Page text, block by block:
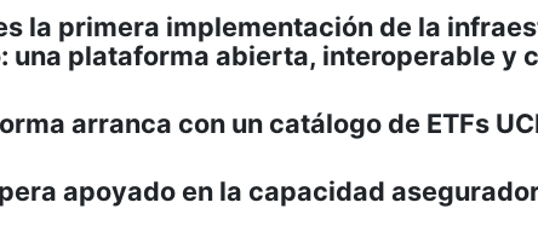
la primera implementación de la
una plataforma abierta, interoperable y
arranca con un catálogo de ETFs
apoyado en la capacidad